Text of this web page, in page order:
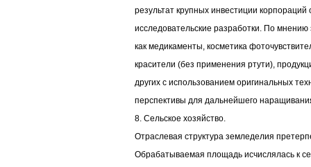
результат крупных инвестиции корпораций
исследовательские разработки. По мнению
как медикаменты, косметика
красители (без применения ртути),
других с использованием оригинальных
перспективы для дальнейшего
8. Сельское хозяйство.
Отраслевая структура земледелия
Обрабатываемая площадь исчислялась к